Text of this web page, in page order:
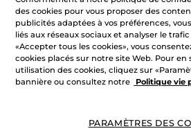
avis
sur
Rouge
Rouge
Botanique
Satin
400. Brun
Quantité
des cookies pour vous proposer des
publicités adaptées à vos préférences,
liés aux réseaux sociaux et analyser le
«Accepter tous les cookies», vous
cookies placés sur notre site Web. Pour en
utilisation des cookies, cliquez sur
bannière ou consultez notre
Politique vie
PARAMÈTRES DES